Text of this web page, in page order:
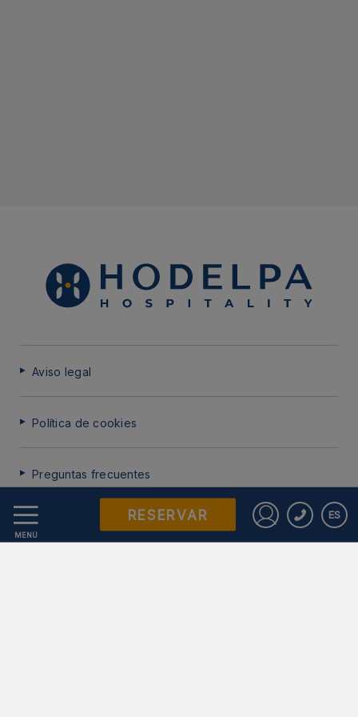
MENÚ
ES
RESERVAR
Aviso legal
Política de cookies
Preguntas frecuentes
Protección de datos